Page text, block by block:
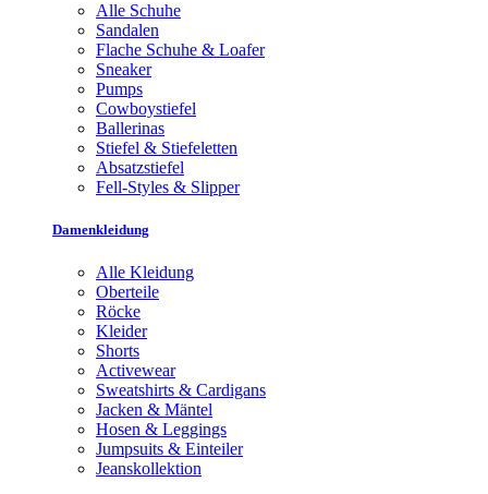
Alle Schuhe
Sandalen
Flache Schuhe & Loafer
Sneaker
Pumps
Cowboystiefel
Ballerinas
Stiefel & Stiefeletten
Absatzstiefel
Fell-Styles & Slipper
Damenkleidung
Alle Kleidung
Oberteile
Röcke
Kleider
Shorts
Activewear
Sweatshirts & Cardigans
Jacken & Mäntel
Hosen & Leggings
Jumpsuits & Einteiler
Jeanskollektion